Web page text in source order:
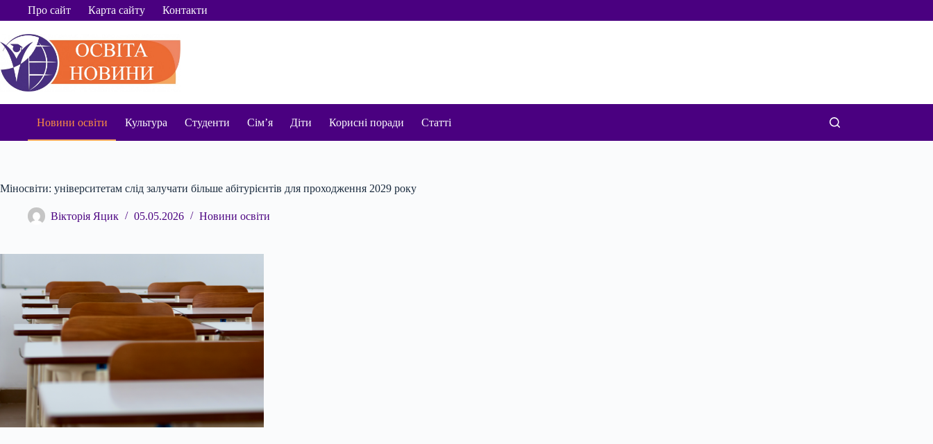
ПерейтиПро сайт Карта сайту Контакти
Новини освіти Культура Студенти Сім’я Діти Корисні поради Статті
Міносвіти: університетам слід залучати більше абітурієнтів для проходження 2029 року
Вікторія Яцик 05.05.2026 Новини освіти